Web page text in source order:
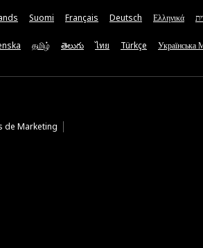
Suomi Français Deutsch Ελληνικά
தமிழ் తెలుగు ไทย Türkçe Українська
de Marketing